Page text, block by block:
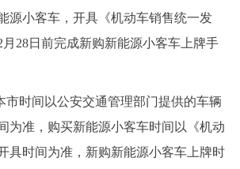
源小客车，开具《机动车销售统一发
月28日前完成新购新能源小客车上牌手
时间以公安交通管理部门提供的车辆
为准，购买新能源小客车时间以《机动
具时间为准，新购新能源小客车上牌时